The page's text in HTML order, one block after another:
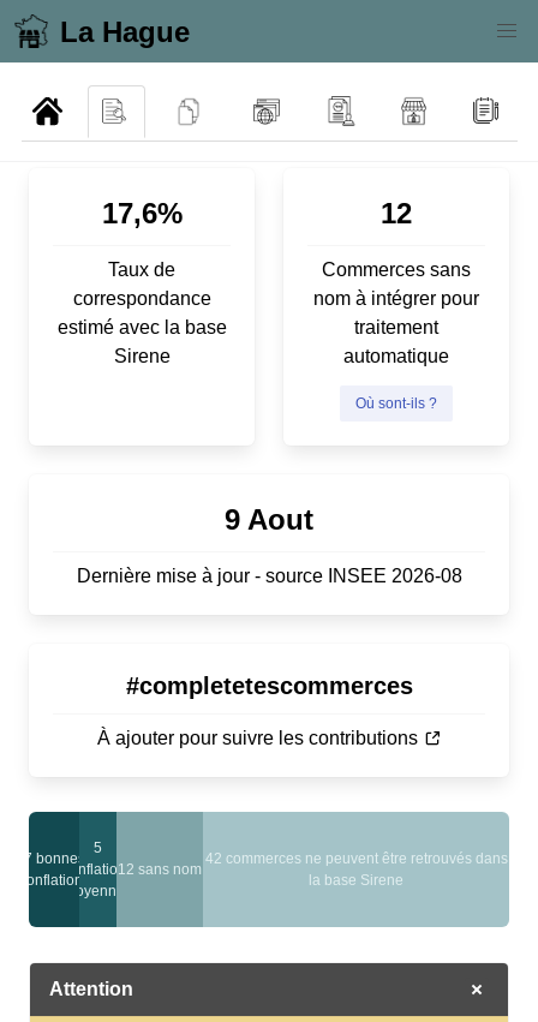
La Hague
17,6%
Taux de
correspondance
estimé avec la base
Sirene
12
Commerces sans
nom à intégrer pour
traitement
automatique
Où sont-ils ?
9 Aout
Dernière mise à jour - source INSEE 2026-08
#completetescommerces
À ajouter pour suivre les contributions
7 bonnes
conflations
5
conflations
moyennes
12 sans nom
42 commerces ne peuvent être retrouvés dans
la base Sirene
Attention